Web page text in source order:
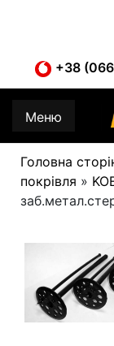
+38
Меню
Головна
покрівля »